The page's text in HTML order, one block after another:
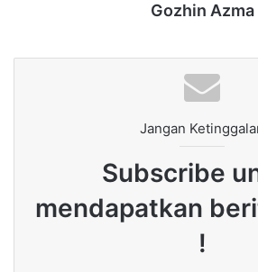
Gozhin Azma
Jangan
Subscribe
mendapatkan
!